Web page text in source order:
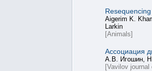
Aigerim K.
Larkin
[Animals]
Ассоциация
А.В. Игошин,
[Vavilov journal